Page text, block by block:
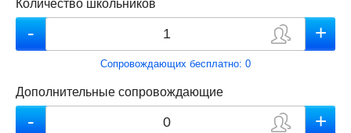
Количество школьников
Сопровождающих бесплатно: 0
Дополнительные сопровождающие